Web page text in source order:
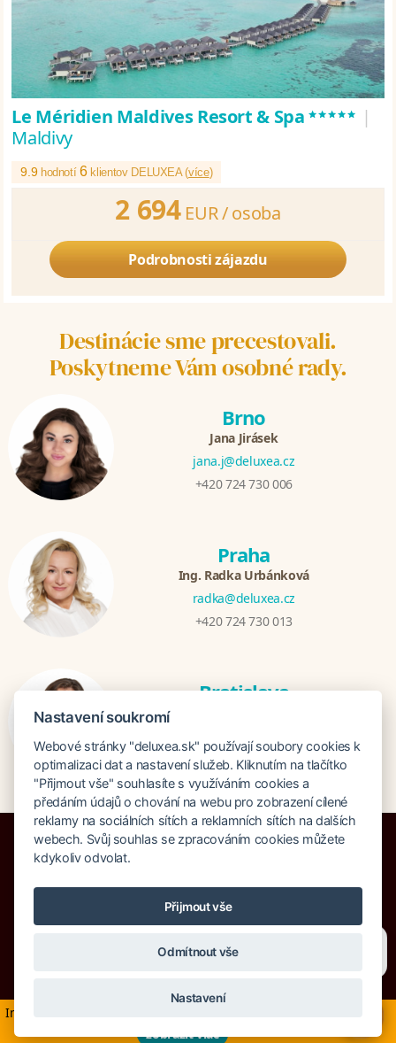
​Le Méridien Maldives Resort & Spa***** |
Maldivy
9.9 hodnotí6klientov DELUXEA (více)
2 694 EUR /osoba
Podrobnosti zájazdu
Destinácie sme precestovali.
Poskytneme Vám osobné rady.
Brno
Jana Jirásek
jana.j@deluxea.cz
+420 724 730 006
Praha
Ing. Radka Urbánková
radka@deluxea.cz
+420 724 730 013
Bratislava
+421 948 759 074
Poistenie proti úpadku 1 505 000 EUR
Informácie v súvislosti s aktuálnym dianím na Blízkom východe
zobraziť viac
×
Nastavení soukromí
Webové stránky "deluxea.sk" používají soubory cookies k
optimalizaci dat a nastavení služeb. Kliknutím na tlačítko
"Přijmout vše" souhlasíte s využíváním cookies a
předáním údajů o chování na webu pro zobrazení cílené
reklamy na sociálních sítích a reklamních sítích na dalších
webech. Svůj souhlas se zpracováním cookies můžete
kdykoliv odvolat.
Přijmout vše
Odmítnout vše
Nastavení
Potřebujete poradit? Zeptejte se našeho asistenta
Chettyho.